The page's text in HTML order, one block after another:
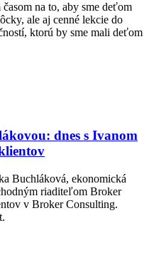
na to, aby sme deťom
ale aj cenné lekcie do
ktorú by sme mali deťom
dnes s Ivanom
Buchláková, ekonomická
riaditeľom Broker
v Broker Consulting.